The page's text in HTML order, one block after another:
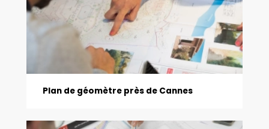
Plan de géomètre près de Cannes